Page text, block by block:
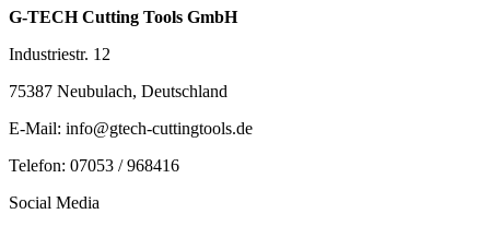
G-TECH Cutting Tools GmbH
Industriestr. 12
75387 Neubulach, Deutschland
E-Mail: info@gtech-cuttingtools.de
Telefon: 07053 / 968416
Social Media